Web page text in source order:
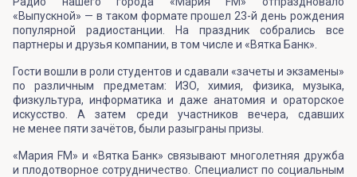
«Выпускной» — в таком формате прошел 23-й день рождения
популярной радиостанции. На праздник собрались все
партнеры и друзья компании, в том числе и «Вятка Банк».
Гости вошли в роли студентов и сдавали «зачеты и экзамены»
по различным предметам: ИЗО, химия, физика, музыка,
физкультура, информатика и даже анатомия и ораторское
искусство. А затем среди участников вечера, сдавших
не менее пяти зачётов, были разыграны призы.
«Мария FM» и «Вятка Банк» связывают многолетняя дружба
и плодотворное сотрудничество. Специалист по социальным